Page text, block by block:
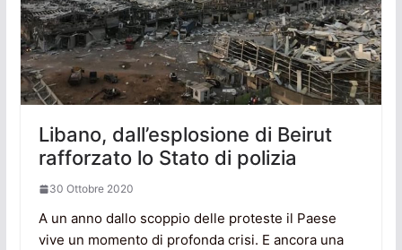
Libano, dall’esplosione di Beirut
rafforzato lo Stato di polizia
30 Ottobre 2020
A un anno dallo scoppio delle proteste il Paese
vive un momento di profonda crisi. E ancora una